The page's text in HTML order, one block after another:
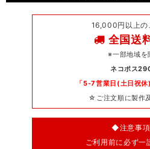
16,000円以上の
全国送
※一部地域を
ネコポス
「5-7営業日(土日祝
☆ご注文順に製作
◆注意事
ご利用前に必ず一